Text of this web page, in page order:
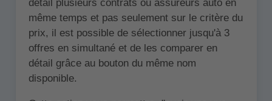
détail plusieurs contrats ou assureurs auto en
même temps et pas seulement sur le critère du
prix, il est possible de sélectionner jusqu'à 3
offres en simultané et de les comparer en
détail grâce au bouton du même nom
disponible.